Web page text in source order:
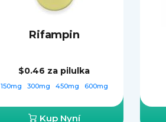
Rifampin
$0.46 za pilulka
150mg 300mg 450mg 600mg
Kup Nyní